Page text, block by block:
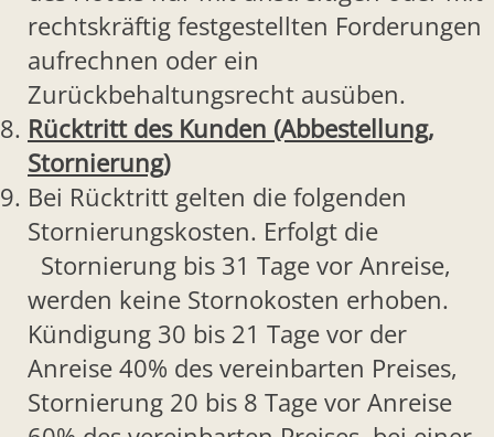
rechtskräftig festgestellten Forderungen
aufrechnen oder ein
Zurückbehaltungsrecht ausüben.
Rücktritt des Kunden (Abbestellung,
Stornierung)
Bei Rücktritt gelten die folgenden
Stornierungskosten. Erfolgt die
Stornierung bis 31 Tage vor Anreise,
werden keine Stornokosten erhoben.
Kündigung 30 bis 21 Tage vor der
Anreise 40% des vereinbarten Preises,
Stornierung 20 bis 8 Tage vor Anreise